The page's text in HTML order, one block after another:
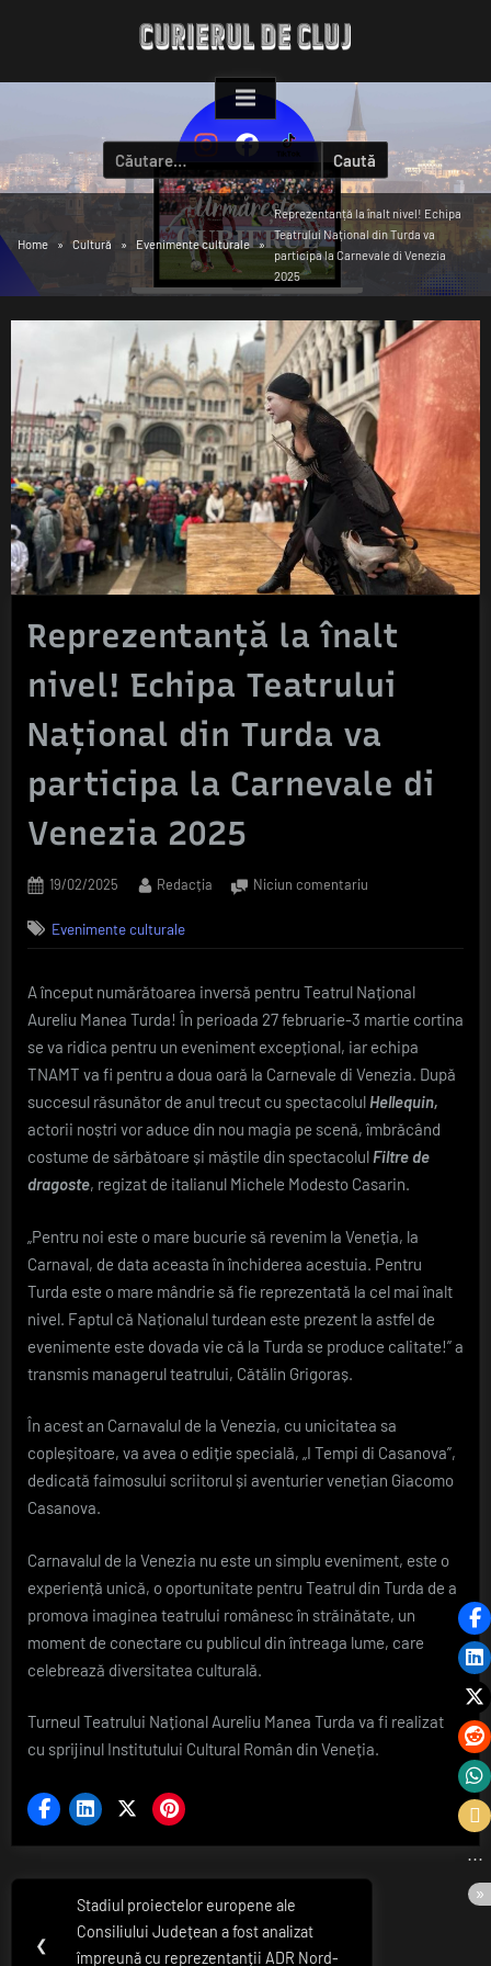
Caută
după:
Home Cultură Evenimente culturale
Reprezentanță la înalt nivel! Echipa
Teatrului Național din Turda va
participa la Carnevale di Venezia
2025
Reprezentanță la înalt
nivel! Echipa Teatrului
Național din Turda va
participa la Carnevale di
Venezia 2025
Posted
19/02/2025 By
Redacția Niciun comentariu
înalt
Echipa
Teatrului
Național
va
participa
la
Carnevale
Venezia
Evenimente culturale
A început numărătoarea inversă pentru Teatrul Național
Aureliu Manea Turda! În perioada 27 februarie-3 martie cortina
se va ridica pentru un eveniment excepțional, iar echipa
TNAMT va fi pentru a doua oară la Carnevale di Venezia. După
succesul răsunător de anul trecut cu spectacolul Hellequin,
actorii noștri vor aduce din nou magia pe scenă, îmbrăcând
costume de sărbătoare și măștile din spectacolul Filtre de
dragoste, regizat de italianul Michele Modesto Casarin.
„Pentru noi este o mare bucurie să revenim la Veneția, la
Carnaval, de data aceasta în închiderea acestuia. Pentru
Turda este o mare mândrie să fie reprezentată la cel mai înalt
nivel. Faptul că Naționalul turdean este prezent la astfel de
evenimente este dovada vie că la Turda se produce calitate!” a
transmis managerul teatrului, Cătălin Grigoraș.
În acest an Carnavalul de la Venezia, cu unicitatea sa
copleșitoare, va avea o ediție specială, „I Tempi di Casanova”,
dedicată faimosului scriitorul și aventurier venețian Giacomo
Casanova.
Carnavalul de la Venezia nu este un simplu eveniment, este o
experiență unică, o oportunitate pentru Teatrul din Turda de a
promova imaginea teatrului românesc în străinătate, un
moment de conectare cu publicul din întreaga lume, care
celebrează diversitatea culturală.
Turneul Teatrului Național Aureliu Manea Turda va fi realizat
cu sprijinul Institutului Cultural Român din Veneția.
Navigare
❮
Previous
Post:
Stadiul proiectelor europene ale
Consiliului Județean a fost analizat
împreună cu reprezentanții ADR Nord-